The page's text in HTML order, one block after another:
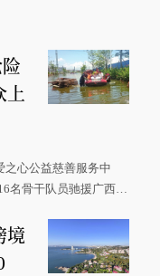
上
之心公益慈善服务中
名骨干队员驰援广西灾
境